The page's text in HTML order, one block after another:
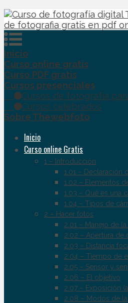
Inicio
Curso online gratis
Curso PDF gratis
Cursos presenciales
Cursos de fotografía
Cursos celebrados
Sobre Thewebfoto
Inicio
Curso online Gratis
1 – Introducción
1.01 – Declaración
1.02 – Elementos
1.03 – Qué es una
1.04 – Tipos de
2 – Hacer fotos
2.01 – Manejo de la
2.02 – Apertura de
2.03 – Distancia
2.04 – Tiempo de
2.05 – Sensor y
2.06 – El objetivo
2.07 – Exposición
2.08 – Modos de